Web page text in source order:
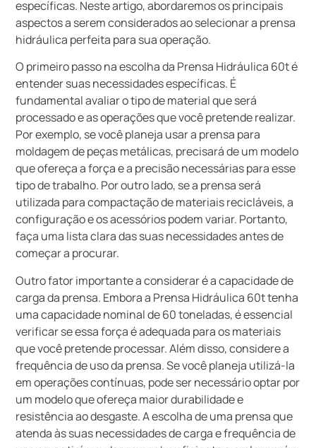
específicas. Neste artigo, abordaremos os principais
aspectos a serem considerados ao selecionar a prensa
hidráulica perfeita para sua operação.
O primeiro passo na escolha da Prensa Hidráulica 60t é
entender suas necessidades específicas. É
fundamental avaliar o tipo de material que será
processado e as operações que você pretende realizar.
Por exemplo, se você planeja usar a prensa para
moldagem de peças metálicas, precisará de um modelo
que ofereça a força e a precisão necessárias para esse
tipo de trabalho. Por outro lado, se a prensa será
utilizada para compactação de materiais recicláveis, a
configuração e os acessórios podem variar. Portanto,
faça uma lista clara das suas necessidades antes de
começar a procurar.
Outro fator importante a considerar é a capacidade de
carga da prensa. Embora a Prensa Hidráulica 60t tenha
uma capacidade nominal de 60 toneladas, é essencial
verificar se essa força é adequada para os materiais
que você pretende processar. Além disso, considere a
frequência de uso da prensa. Se você planeja utilizá-la
em operações contínuas, pode ser necessário optar por
um modelo que ofereça maior durabilidade e
resistência ao desgaste. A escolha de uma prensa que
atenda às suas necessidades de carga e frequência de